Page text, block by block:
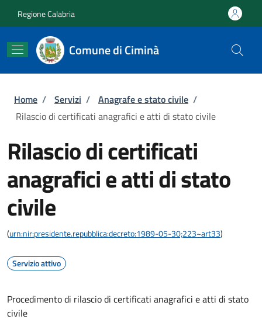
Regione Calabria
Comune di Ciminà
Briciole di pane
Home / Servizi / Anagrafe e stato civile /
Rilascio di certificati anagrafici e atti di stato civile
Rilascio di certificati
anagrafici e atti di stato
civile
(urn:nir:presidente.repubblica:decreto:1989-05-30;223~art33)
Servizio attivo
Procedimento di rilascio di certificati anagrafici e atti di stato
civile